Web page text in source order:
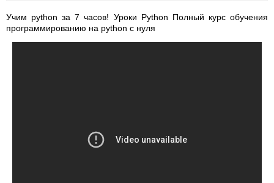
Учим python за 7 часов! Уроки Python Полный курс обучения
программированию на python с нуля